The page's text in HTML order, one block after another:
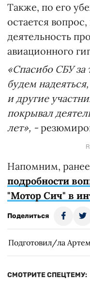
Также, по его
остается
деятельность
авиационного
«Спасибо СБУ за
будем
и другие
покрывал
лет», -
Напомним,
подробности
"Мотор Сич" в
Поделиться
Подготовил/ла
СМОТРИТЕ СПЕЦТЕМУ: